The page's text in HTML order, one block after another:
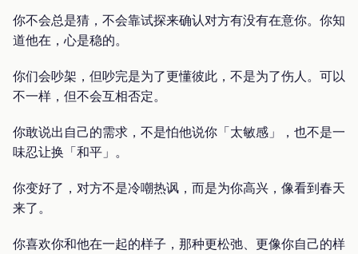
你不会总是猜，不会靠试探来确认对方有没有在意你。你知
道他在，心是稳的。
你们会吵架，但吵完是为了更懂彼此，不是为了伤人。可以
不一样，但不会互相否定。
你敢说出自己的需求，不是怕他说你「太敏感」，也不是一
味忍让换「和平」。
你变好了，对方不是冷嘲热讽，而是为你高兴，像看到春天
来了。
你喜欢你和他在一起的样子，那种更松弛、更像你自己的样